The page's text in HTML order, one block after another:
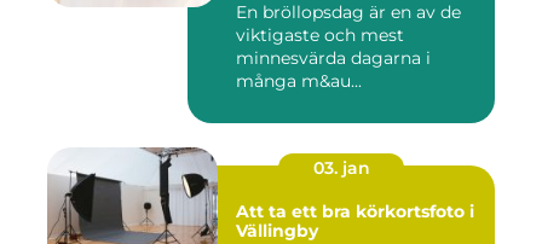
En bröllopsdag är en av de
viktigaste och mest
minnesvärda dagarna i
många m&au...
03. jan
Att ta ett bra körkortsfoto i
Vällingby